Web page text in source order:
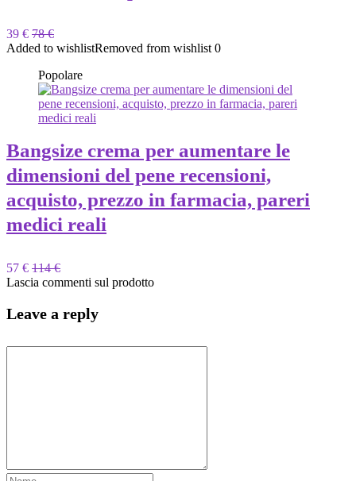
39 € 78 €
Added to wishlistRemoved from wishlist 0
Popolare
Bangsize crema per aumentare le
dimensioni del pene recensioni,
acquisto, prezzo in farmacia, pareri
medici reali
57 € 114 €
Lascia commenti sul prodotto
Leave a reply